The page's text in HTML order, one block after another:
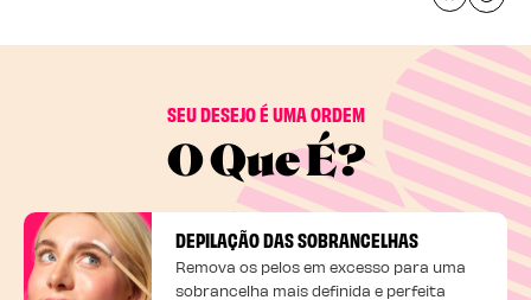
SEU DESEJO É UMA ORDEM
O Que É?
DEPILAÇÃO DAS SOBRANCELHAS
Remova os pelos em excesso para uma
sobrancelha mais definida e perfeita